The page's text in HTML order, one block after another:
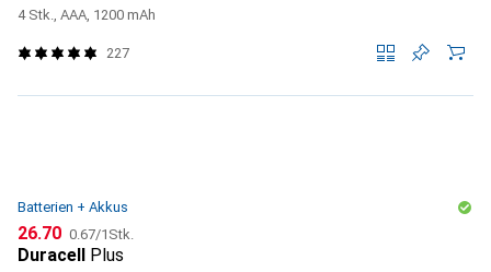
4 Stk., AAA, 1200 mAh
227
Batterien + Akkus
CHF
26.70 CHF
0.67/1Stk.
Duracell Plus